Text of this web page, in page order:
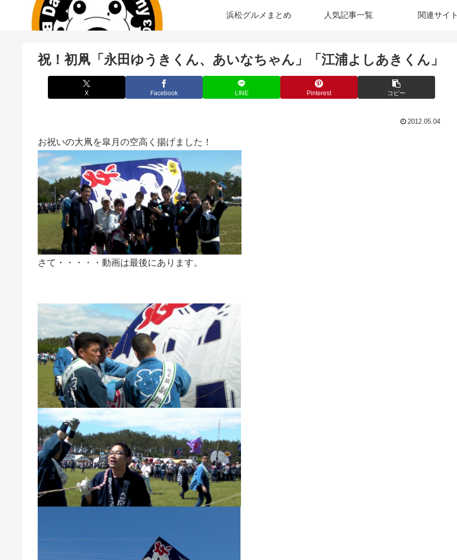
浜松グルメまとめ 人気記事一覧 関連サイト
祝！初凧「永田ゆうきくん、あいなちゃん」「江浦よしあきくん」
X Facebook LINE Pinterest コピー
2012.05.04
お祝いの大凧を皐月の空高く揚げました！
さて・・・・・動画は最後にあります。